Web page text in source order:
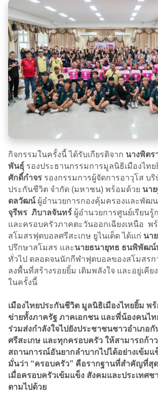
กิจกรรมในครั้งนี้ ได้รับเกียรติจาก นางพิต
พันธุ์ รองประธานกรรมการมูลนิธิเมืองไทย
ศักดิ์กำจร รองกรรมการผู้จัดการอาวุโส บริ
ประกันชีวิต จำกัด (มหาชน) พร้อมด้วย นา
ดลวัฒน์ผู้อำนวยการกองคุ้มครองและพัฒ
จุรีพร ภิบาลจันทร์ ผู้อำนวยการศูนย์เรียน
และครอบครัวภาคตะวันออกเฉียงเหนือ พ
สโมสรฟุตบอลศรีสะเกษ ยูไนเต็ด ได้แก่ นา
ปรึกษาสโมสร และนายธนายุทธ ธนพิพัฒน์
ทั่วไป ตลอดจนนักกีฬาฟุตบอลของสโมสรก
ลงพื้นที่สร้างรอยยิ้ม เติมพลังใจ และอยู่เคี
ในครั้งนี้
เมืองไทยประกันชีวิต มูลนิธิเมืองไทยยิ้ม พ
ข่ายทั้งภาครัฐ ภาคเอกชน และพี่น้องคนไท
ร่วมส่งกำลังใจไปยังประชาชนชาวอำเภอ
ศรีสะเกษ และทุกครอบครัว ให้สามารถก้า
สถานการณ์อันยากลำบากไปได้อย่างเข้มแข็
มั่นว่า “ครอบครัว” คือรากฐานที่สำคัญที่สุ
เมื่อครอบครัวเข้มแข็ง สังคมและประเทศช
ตามไปด้วย